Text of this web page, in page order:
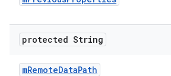
protected String
mRemoteDataPath